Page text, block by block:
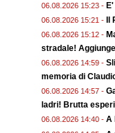
06.08.2026 15:23 -
06.08.2026 15:21 - Il
06.08.2026 15:12 -
stradale!
06.08.2026 14:59 -
memoria di
06.08.2026 14:57 -
ladri! Brutta
06.08.2026 14:40 - A